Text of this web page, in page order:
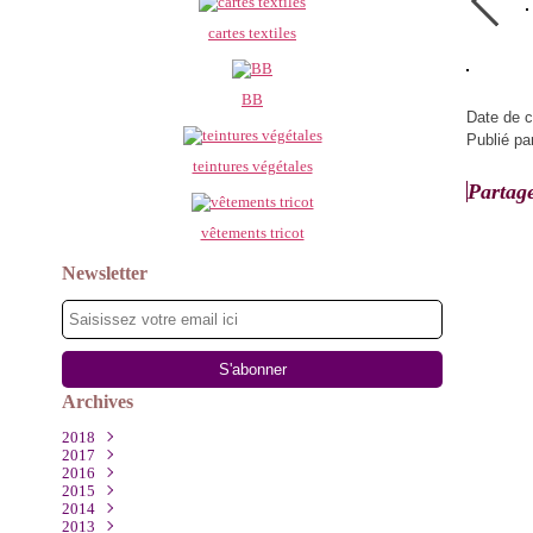
cartes textiles
BB
teintures végétales
vêtements tricot
Newsletter
Archives
2018
Mars
2017
Décembre
Août
Juillet
Mai(1)
2016
Novembre
Octobre
Septembre
2015
Décembre
Octobre
2014
Décembre
2013
Date de
Publié